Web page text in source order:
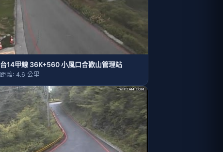
台14甲線 36K+560 小風口合歡山管理站
距離: 4.6 公里